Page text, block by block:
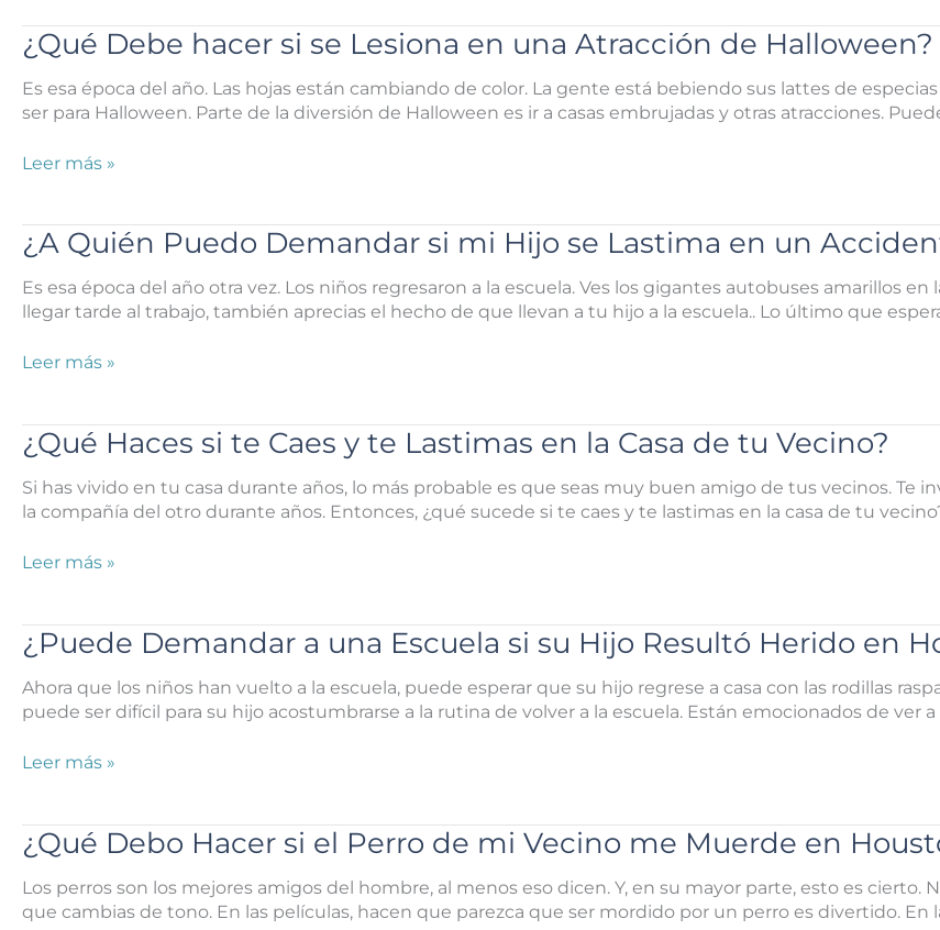
el
Automóvil
de
un
Cliente?
Evitar
un
Reclamo
de
del
Halloween
¿Qué Debe hacer si se Lesiona en una Atracción de Halloween?
Es esa época del año. Las hojas están cambiando de color. La gente está bebiendo sus lattes de
ser para Halloween. Parte de la diversión de Halloween es ir a casas embrujadas y otras atracciones.
¿Qué
si
se
Lesiona
en
Atracción
Leer más »
¿A Quién Puedo Demandar si mi Hijo se Lastima en un
Es esa época del año otra vez. Los niños regresaron a la escuela. Ves los gigantes autobuses amarillos
llegar tarde al trabajo, también aprecias el hecho de que llevan a tu hijo a la escuela.. Lo último que
¿A
Demandar
si
mi
Hijo
Lastima
Accidente
de
Autobús
Escolar
en
Leer más »
¿Qué Haces si te Caes y te Lastimas en la Casa de tu Vecino?
Si has vivido en tu casa durante años, lo más probable es que seas muy buen amigo de tus vecinos. Te
la compañía del otro durante años. Entonces, ¿qué sucede si te caes y te lastimas en la casa de tu
¿Qué
te
Caes
y
te
en
de
tu
Vecino?
Leer más »
¿Puede Demandar a una Escuela si su Hijo Resultó Herido en
Ahora que los niños han vuelto a la escuela, puede esperar que su hijo regrese a casa con las rodillas
puede ser difícil para su hijo acostumbrarse a la rutina de volver a la escuela. Están emocionados de ver
¿Puede
una
Escuela
si
su
Leer más »
¿Qué Debo Hacer si el Perro de mi Vecino me Muerde en
Los perros son los mejores amigos del hombre, al menos eso dicen. Y, en su mayor parte, esto es
que cambias de tono. En las películas, hacen que parezca que ser mordido por un perro es divertido. En